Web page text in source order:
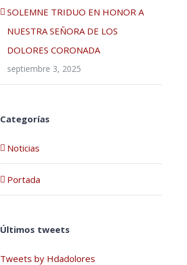
SOLEMNE TRIDUO EN HONOR A
NUESTRA SEÑORA DE LOS
DOLORES CORONADA
septiembre 3, 2025
Categorías
Noticias
Portada
Últimos tweets
Tweets by Hdadolores